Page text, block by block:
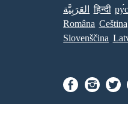
العَرَبِيَّة
हिन्दी
Româna Ceština
Slovenščina